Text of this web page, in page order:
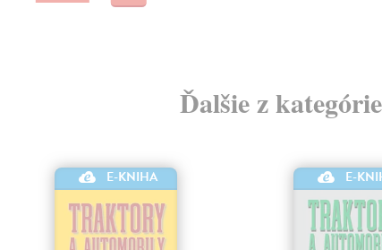
Ďalšie z
E-KNIHA E-